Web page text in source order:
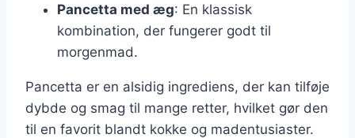
Pancetta med æg: En klassisk
kombination, der fungerer godt til
morgenmad.
Pancetta er en alsidig ingrediens, der kan tilføje
dybde og smag til mange retter, hvilket gør den
til en favorit blandt kokke og madentusiaster.